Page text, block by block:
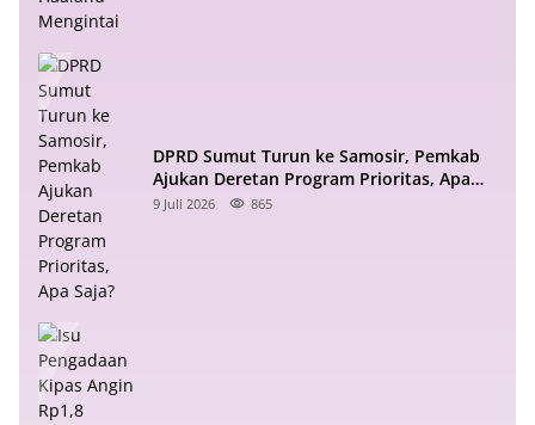
DPRD Sumut Turun ke Samosir, Pemkab
Ajukan Deretan Program Prioritas, Apa
Saja?
9 Juli 2026 865